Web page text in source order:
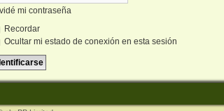
mi contraseña
Recordar
Ocultar mi estado de conexión en esta sesión